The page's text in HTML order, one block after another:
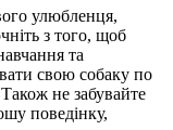
улюбленця,
з того, щоб
та
свою собаку по
не забувайте
поведінку,